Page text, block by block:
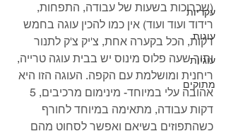
עקריות
עוגות
עוגיות
מתוקים
(שכרוכות בשעות של עבודה, התפחות,
רידוד ועוד ועוד) אין כמו להכין עוגה בחמש
דקות, הכל בקערה אחת, צ'יק צ'ק לתנור
ותוך שעה פלוס מינוס יש בבית עוגה טרייה,
ריחנית ומושלמת עם הקפה. העוגה הזו היא
דקות עבודה, מתאימה במיוחד לחורף
כשהתפוזים בשיאם ואפשר לסחוט מהם